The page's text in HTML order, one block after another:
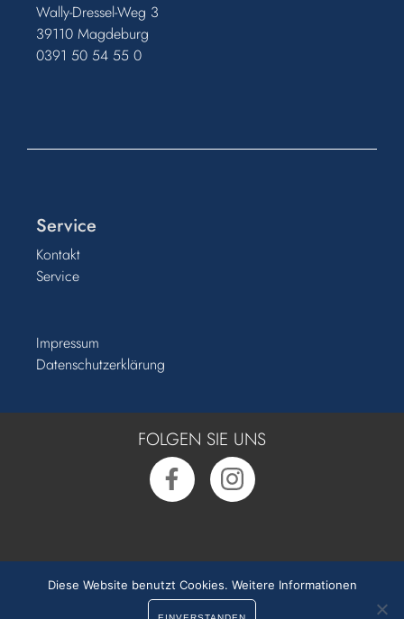
Rufen Sie uns an:0391 50 54 55 0
Wally-Dressel-Weg 3
39110 Magdeburg
0391 50 54 55 0
Service
Kontakt
Service
Impressum
Datenschutzerklärung
FOLGEN SIE UNS
Diese Website benutzt Cookies. Weitere Informationen